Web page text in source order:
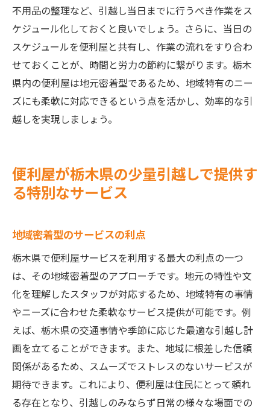
不用品の整理など、引越し当日までに行うべき作業をス
ケジュール化しておくと良いでしょう。さらに、当日の
スケジュールを便利屋と共有し、作業の流れをすり合わ
せておくことが、時間と労力の節約に繋がります。栃木
県内の便利屋は地元密着型であるため、地域特有のニー
ズにも柔軟に対応できるという点を活かし、効率的な引
越しを実現しましょう。
便利屋が栃木県の少量引越しで提供す
る特別なサービス
地域密着型のサービスの利点
栃木県で便利屋サービスを利用する最大の利点の一つ
は、その地域密着型のアプローチです。地元の特性や文
化を理解したスタッフが対応するため、地域特有の事情
やニーズに合わせた柔軟なサービス提供が可能です。例
えば、栃木県の交通事情や季節に応じた最適な引越し計
画を立てることができます。また、地域に根差した信頼
関係があるため、スムーズでストレスのないサービスが
期待できます。これにより、便利屋は住民にとって頼れ
る存在となり、引越しのみならず日常の様々な場面での